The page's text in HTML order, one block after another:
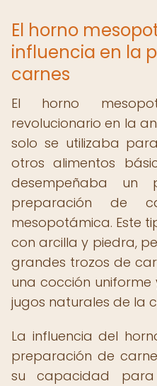
El horno
influencia en la
carnes
El horno
revolucionario en la
solo se utilizaba
otros alimentos
desempeñaba
preparación de
mesopotámica. Este
con arcilla y piedra,
grandes trozos de
una cocción uniforme
jugos naturales de la
La influencia del
preparación de
su capacidad